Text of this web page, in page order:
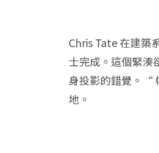
Chris Tate 在建築
士完成。這個緊湊
身投影的錯覺。“
地。